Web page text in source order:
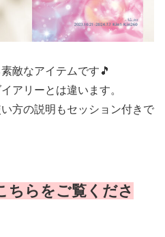
敵なアイテムです🎵
アリーとは違います。
方の説明もセッション付きで
ちらをご覧くださ